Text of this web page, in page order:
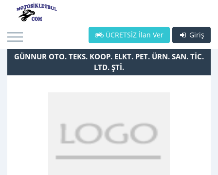
Giriş
ÜCRETSİZ İlan Ver
GÜNNUR OTO. TEKS. KOOP. ELKT. PET. ÜRN. SAN. TİC.
LTD. ŞTİ.